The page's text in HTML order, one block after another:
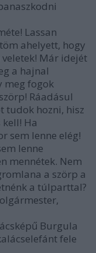
Lassan
ahelyett, hogy
Már idejét
a hajnal
meg fogok
Ráadásul
tudok hozni, hisz
Ha
sem lenne elég!
lenne
mennétek. Nem
a szörp a
a túlparttal?
Burgula
fele